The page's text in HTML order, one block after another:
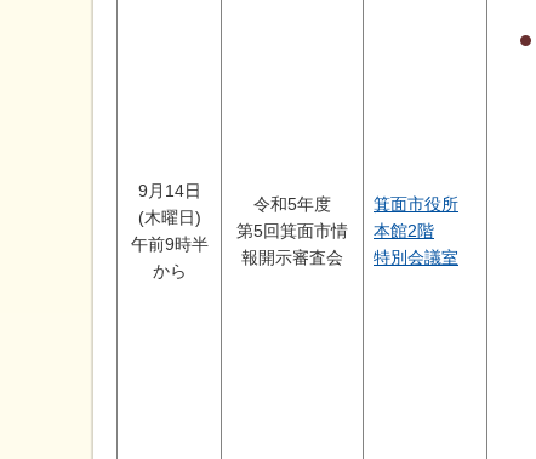
9月14日
(木曜日)
午前9時半
から
令和5年度
第5回箕面市情
報開示審査会
箕面市役所
本館2階
特別会議室